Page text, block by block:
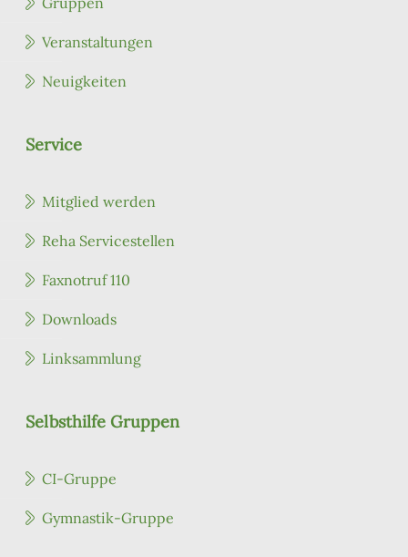
Veranstaltungen
Neuigkeiten
Service
Mitglied werden
Reha Servicestellen
Faxnotruf 110
Downloads
Linksammlung
Selbsthilfe Gruppen
CI-Gruppe
Gymnastik-Gruppe